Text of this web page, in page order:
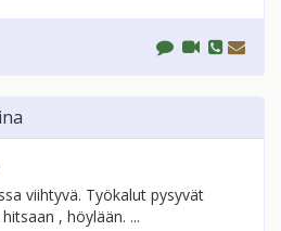
viihtyvä. Työkalut pysyvät
, höylään. ...